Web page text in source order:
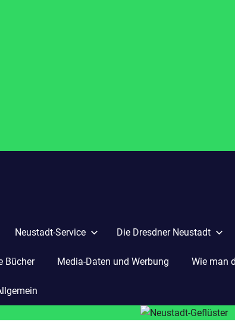
Neustadt-Service Die Dresdner Neustadt
Bücher Media-Daten und Werbung Wie man